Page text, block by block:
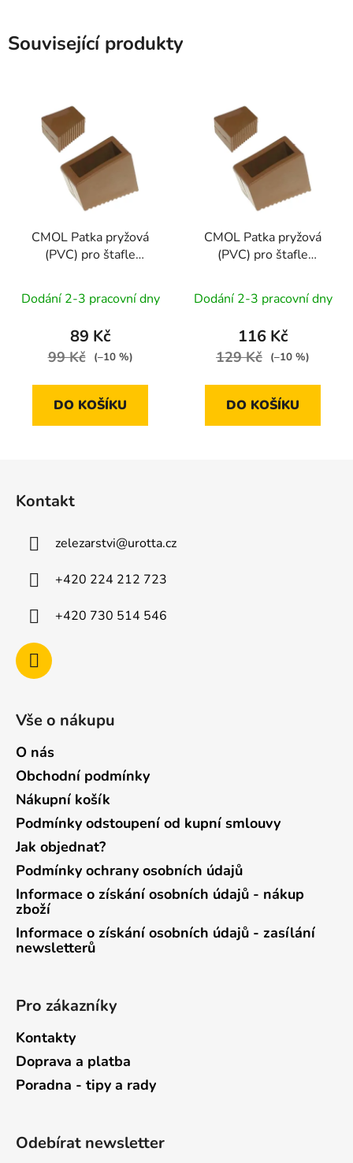
Související produkty
CMOL Patka pryžová
(PVC) pro štafle
- malá
Dodání 2-3 pracovní dny
89 Kč
99 Kč (–10 %)
DO KOŠÍKU
CMOL Patka pryžová
(PVC) pro štafle
příček - velká
Dodání 2-3 pracovní dny
116 Kč
129 Kč (–10 %)
DO KOŠÍKU
Kontakt
zelezarstvi@urotta.cz
+420 224 212 723
+420 730 514 546
Vše o nákupu
O nás
Obchodní podmínky
Nákupní košík
Podmínky odstoupení od kupní smlouvy
Jak objednat?
Podmínky ochrany osobních údajů
Informace o získání osobních údajů - nákup
zboží
Informace o získání osobních údajů - zasílání
newsletterů
Pro zákazníky
Kontakty
Doprava a platba
Poradna - tipy a rady
Odebírat newsletter